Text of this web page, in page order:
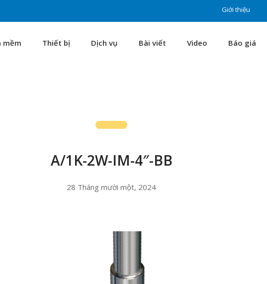
Giới thiệu
mềm Thiết bị Dịch vụ Bài viết Video Báo giá
A/1K-2W-IM-4″-BB
28 Tháng mười một, 2024